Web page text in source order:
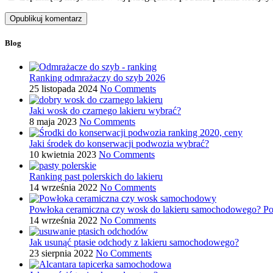
Blog
Ranking odmrażaczy do szyb 2026
25 listopada 2024 No Comments
Jaki wosk do czarnego lakieru wybrać?
8 maja 2023 No Comments
Jaki środek do konserwacji podwozia wybrać?
10 kwietnia 2023 No Comments
Ranking past polerskich do lakieru
14 września 2022 No Comments
Powłoka ceramiczna czy wosk do lakieru samochodowego?
14 września 2022 No Comments
Jak usunąć ptasie odchody z lakieru samochodowego?
23 sierpnia 2022 No Comments